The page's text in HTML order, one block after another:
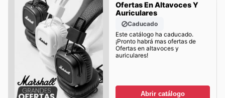
Ofertas En Altavoces Y
Auriculares
Caducado
Este catálogo ha caducado.
¡Pronto habrá mas ofertas de
Ofertas en altavoces y
auriculares!
Abrir catálogo